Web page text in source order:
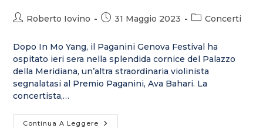
Roberto Iovino 31 Maggio 2023 Concerti
Dopo In Mo Yang, il Paganini Genova Festival ha
ospitato ieri sera nella splendida cornice del Palazzo
della Meridiana, un’altra straordinaria violinista
segnalatasi al Premio Paganini, Ava Bahari. La
concertista,…
Continua A Leggere